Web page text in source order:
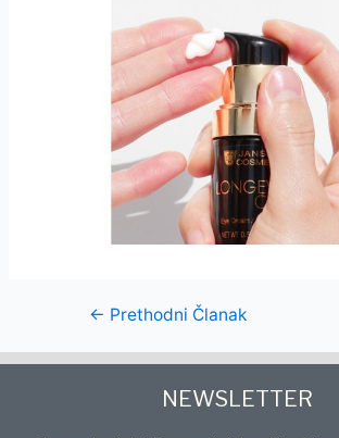
← Prethodni Članak
NEWSLETTER